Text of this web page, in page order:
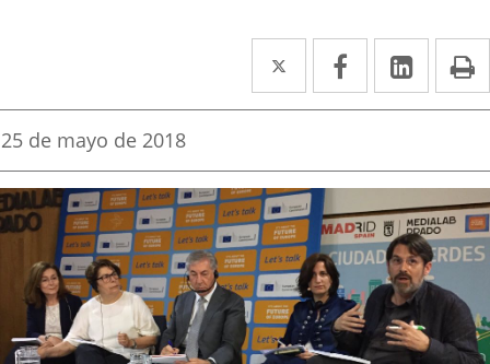
Twitter
Enlace
a
aplicación
externa.
Facebook
Enlace
a
aplicación
externa.
Enlace
a
Fecha
la
noticia
25 de mayo de 2018